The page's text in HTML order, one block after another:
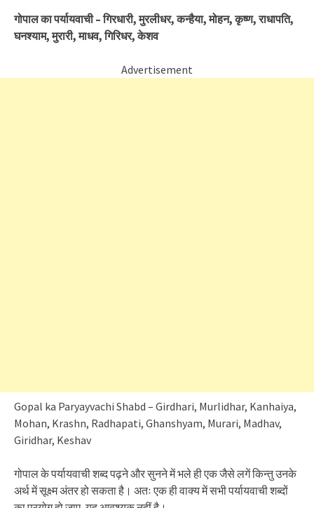
गोपाल का पर्यायवाची – गिरधारी, मुरलीधर, कन्हैया, मोहन, कृष्ण, राधापति,
घनश्याम, मुरारी, माधव, गिरिधर, केशव
Advertisement
Gopal ka Paryayvachi Shabd – Girdhari, Murlidhar, Kanhaiya,
Mohan, Krashn, Radhapati, Ghanshyam, Murari, Madhav,
Giridhar, Keshav
गोपाल के पर्यायवाची शब्द पढ़ने और सुनने में भले ही एक जैसे लगें किन्तु उनके
अर्थ में सूक्ष्म अंतर हो सकता है। अतः एक ही वाक्य में सभी पर्यायवाची शब्दों